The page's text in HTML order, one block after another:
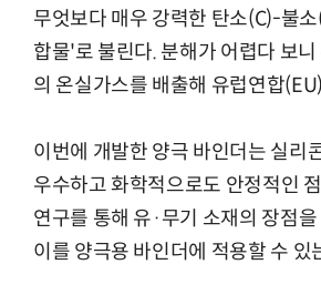
무엇보다 매우 강력한 탄소(C)-불
합물'로 불린다. 분해가 어렵다 보
의 온실가스를 배출해 유럽연합
이번에 개발한 양극 바인더는 실리
우수하고 화학적으로도 안정적인
연구를 통해 유·무기 소재의 장점
이를 양극용 바인더에 적용할 수